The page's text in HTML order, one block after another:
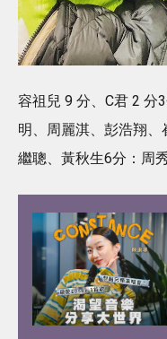
容祖兒 9 分、C君 2 分
明、周麗淇、彭浩翔
繼聰、黃秋生6分：周